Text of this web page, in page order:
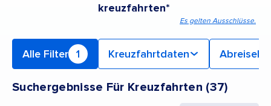
kreuzfahrten*
Es gelten Ausschlüsse.
Alle Filter 1 Kreuzfahrtdaten
Suchergebnisse Für Kreuzfahrten (37)